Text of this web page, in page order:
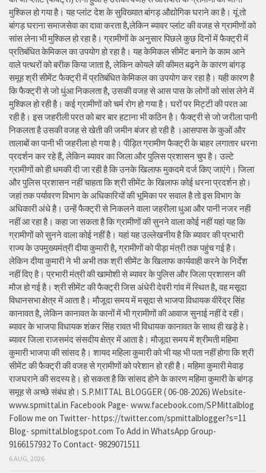
मुश्किल हो गया है। यह प्लांट देश के सुविख्यात बांगड़ औद्योगिक घराने का है। यूं तो
बांगड़ घराना समाजसेवा का दावा करता है,लेकिन ब्यावर प्लांट की वजह से ग्रामीणों को
सांस लेना भी मुश्किल हो रहा है। ग्रामीणों के अनुसार पिछले कुछ दिनों में फैक्ट्री में
प्रतिबंधित केमिकल का उपयोग हो रहा है। यह केमिकल सीमेंट बनाने के काम आने
वाले पत्थरों को बरीक किया जाता है, लेकिन कोयले की कीमत बढ़ने के कारण बांगड़
समूह श्री सीमेंट फैक्ट्री में प्रतिबंधित केमिकल का उपयोग कर रहा है। यही कारण है
कि फैक्ट्री से जो धुंआ निकलता है, उसकी वजह से आस पास के लोगों को सांस लेने में
मुश्किल हो रही है। कई ग्रामीणों को चर्म रोग हो गया है। घरों पर मिट्टी की परत आ
रही है। इस जहरीली परत को बार बार हटाना भी कठिन है। फैक्ट्री से जो जरीला पानी
निकलता है उसकी वजह से खेती की जमीन बंजर हो रही है ।आसपास के कुओं और
तालाबों का पानी भी जहरीला हो गया है। पीड़ित ग्रामीण फैक्ट्री के बाहर लगातार धरना
प्रदर्शन कर रहे हैं, लेकिन ब्यावर का जिला और पुलिस प्रशासन चुप है। उल्टे
ग्रामीणों को ही धमकी दी जा रही है कि उनके खिलाफ मुकदमे दर्ज किए जाएंगे। जिला
और पुलिस प्रशासन नहीं चाहता कि श्री सीमेंट के खिलाफ कोई धरना प्रदर्शन हो।
जहां तक पर्यावरण विभाग के अधिकारियों की भूमिका पर सवाल है तो इस विभाग के
अधिकारी अंधे है। उन्हें फैक्ट्री से निकलने वाला जहरीला धुआ और पानी नजर नही
नहीं आ रहा है। कहा जा सकता है कि ग्रामीणों की सुनने वाला कोई नहीं यहां यह कि
ग्रामीणों को सुनने वाला कोई नहीं है। यहां यह उल्लेखनीय है कि ब्यावर की प्रभारी
राज्य के उपमुख्यमंत्री दीया कुमारी है, ग्रामीणों को पीड़ा मंत्री तक पहुंच गई है।
लेकिन दीया कुमारी ने भी अभी तक श्री सीमेंट के खिलाफ कार्यवाही करने के निर्देश
नहीं दिए है। प्रभारी मंत्री की खामोशी से ब्यावर के पुलिस और जिला प्रशासन की
मौज हो गई है। श्री सीमेंट की फैक्ट्री जिस अंधेरी देवरी गांव में स्थित है, वह मसूदा
विधानसभा क्षेत्र में आता है। मौजूदा समय में मसूदा से भाजपा विधायक वीरेंद्र सिंह
कानावत है, लेकिन कानावत के कानों में भी ग्रामीणों की आवाज सुनाई नहीं दे रही।
ब्यावर के भाजपा विधायक शंकर सिंह रावत भी विधायक कानावत के साथ ही खड़े हे।
ब्यावर जिला राजसमंद संसदीय क्षेत्र में आता है। मौजूदा समय में श्रीमती महिमा
कुमारी भाजपा की सांसद है। शायद महिला कुमारी को भी यह भी पता नहीं होगा कि श्री
सीमेंट की फैक्ट्री की वजह से ग्रामीणों को परेशान हो रही है। महिमा कुमारी मेवाड़
राजघराने की सदस्य हे। हो सकता है कि सांसद होने के कारण महिमा कुमारी के बांगड़
समूह से अच्छे संबंध हो। S.P.MITTAL BLOGGER ( 06-08-2026) Website-
www.spmittal.in Facebook Page- www.facebook.com/SPMittalblog
Follow me on Twitter- https://twitter.com/spmittalblogger?s=11
Blog- spmittal.blogspot.com To Add in WhatsApp Group-
9166157932 To Contact- 9829071511
6 AUG, 2026